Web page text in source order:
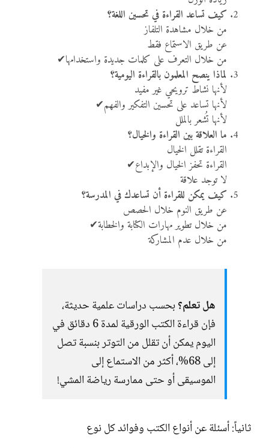
كيف تساعد القراءة في تحسين اللغة؟
من خلال مشاهدة التلفاز
عن طريق الاستماع فقط
من خلال التعرف على كلمات جديدة واستخدامها✔
لماذا ينصح المعلمون بالقراءة اليومية؟
لأنها نشاط ترويحي غير مفيد
لأنها تساعد على تحسين التفكير والفهم✔
لأنها تُشعر بالملل
ما العلاقة بين القراءة والخيال؟
القراءة تقلل الخيال
القراءة تحفز الخيال والإبداع✔
لا توجد علاقة
كيف يمكن للقراءة أن تساعدك في المدرسة؟
عن طريق النوم خلال الحصص
من خلال تطوير مهارات الكتابة والخطابة✔
من خلال عدم المشاركة
هل تعلم؟بحسب دراسات علمية حديثة،
فإن قراءة الكتب الورقية لمدة 6 دقائق في
اليوم يمكن أن تقلل من التوتر بنسبة تصل
إلى 68%، أكثر من الاستماع إلى
الموسيقى أو حتى ممارسة رياضة المشي!
ثانياً: أسئلة عن أنواع الكتب وفوائد كل نوع